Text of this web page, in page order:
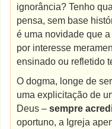
ignorância? Tenho
pensa, sem base
é uma novidade que
por interesse
ensinado ou refletido
O dogma, longe de
uma explicitação de
Deus –sempre
oportuno, a Igreja